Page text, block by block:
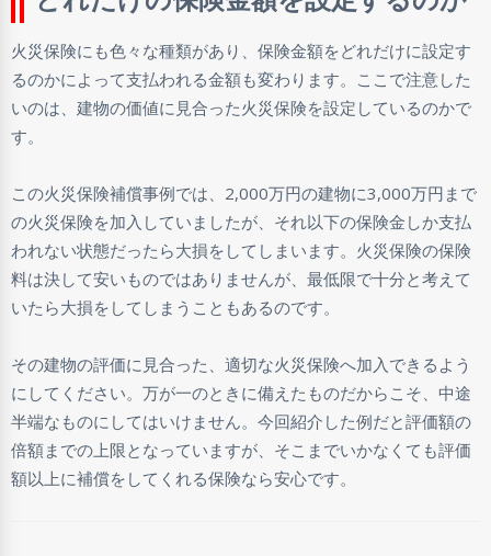
火災保険にも色々な種類があり、保険金額をどれだけに設定す
るのかによって支払われる金額も変わります。ここで注意した
いのは、建物の価値に見合った火災保険を設定しているのかで
す。
この火災保険補償事例では、2,000万円の建物に3,000万円まで
の火災保険を加入していましたが、それ以下の保険金しか支払
われない状態だったら大損をしてしまいます。火災保険の保険
料は決して安いものではありませんが、最低限で十分と考えて
いたら大損をしてしまうこともあるのです。
その建物の評価に見合った、適切な火災保険へ加入できるよう
にしてください。万が一のときに備えたものだからこそ、中途
半端なものにしてはいけません。今回紹介した例だと評価額の
倍額までの上限となっていますが、そこまでいかなくても評価
額以上に補償をしてくれる保険なら安心です。